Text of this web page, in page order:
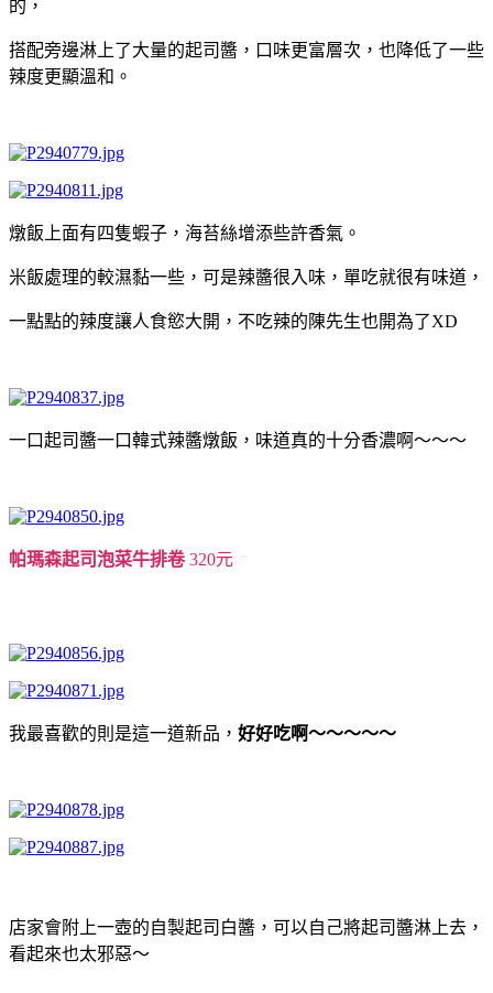
的，
搭配旁邊淋上了大量的起司醬，口味更富層次，也降低了一些
辣度更顯溫和。
燉飯上面有四隻蝦子，海苔絲增添些許香氣。
米飯處理的較濕黏一些，可是辣醬很入味，單吃就很有味道，
一點點的辣度讓人食慾大開，不吃辣的陳先生也開為了XD
一口起司醬一口韓式辣醬燉飯，味道真的十分香濃啊～～～
帕瑪森起司泡菜牛排卷320元
我最喜歡的則是這一道新品， 好好吃啊～～～～～
店家會附上一壺的自製起司白醬，可以自己將起司醬淋上去，
看起來也太邪惡～